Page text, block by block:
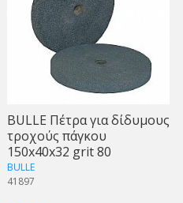
BULLE Πέτρα για δίδυμους
τροχούς πάγκου
150x40x32 grit 80
BULLE
41897